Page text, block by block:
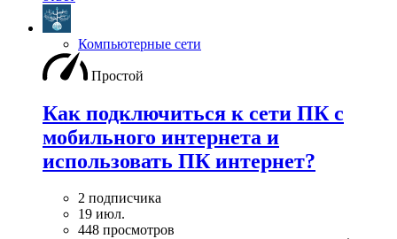
Компьютерные сети
Простой
Как подключиться к сети ПК с
мобильного интернета и
использовать ПК интернет?
2 подписчика
19 июл.
448 просмотров